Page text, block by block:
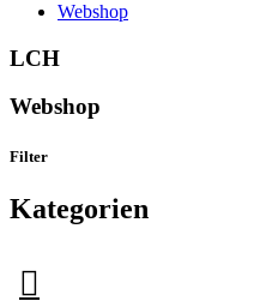
Webshop
LCH
Webshop
Filter
Kategorien